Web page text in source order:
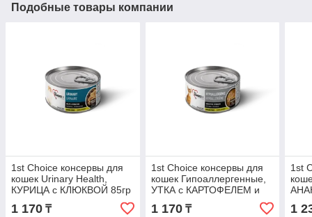
Подобные товары компании
1st Choice консервы для
кошек Urinary Health,
КУРИЦА с КЛЮКВОЙ 85гр
1 170 ₸
1st Choice консервы для
кошек Гипоаллергенные,
УТКА с КАРТОФЕЛЕМ и
ТЫКВОЙ 85гр
1 170₸
1st
1